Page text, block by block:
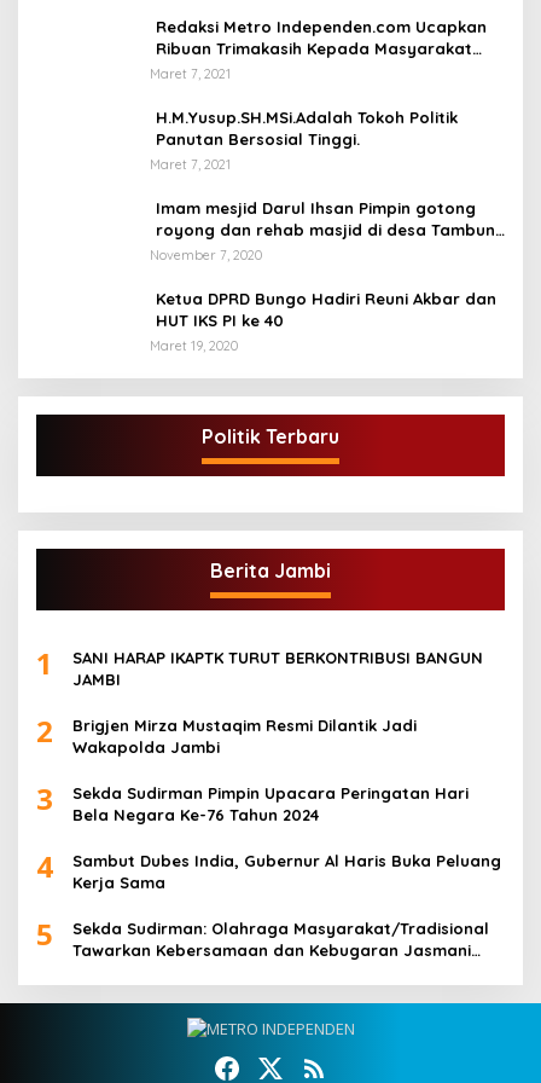
Redaksi Metro Independen.com Ucapkan
Ribuan Trimakasih Kepada Masyarakat
Pengunjung Dan Pembaca.
Maret 7, 2021
H.M.Yusup.SH.MSi.Adalah Tokoh Politik
Panutan Bersosial Tinggi.
Maret 7, 2021
Imam mesjid Darul Ihsan Pimpin gotong
royong dan rehab masjid di desa Tambun
Arang Kecamatan Sumay, kabupaten tebo
November 7, 2020
Ketua DPRD Bungo Hadiri Reuni Akbar dan
HUT IKS PI ke 40
Maret 19, 2020
Politik Terbaru
Berita Jambi
1
SANI HARAP IKAPTK TURUT BERKONTRIBUSI BANGUN
JAMBI
2
Brigjen Mirza Mustaqim Resmi Dilantik Jadi
Wakapolda Jambi
3
Sekda Sudirman Pimpin Upacara Peringatan Hari
Bela Negara Ke-76 Tahun 2024
4
Sambut Dubes India, Gubernur Al Haris Buka Peluang
Kerja Sama
5
Sekda Sudirman: Olahraga Masyarakat/Tradisional
Tawarkan Kebersamaan dan Kebugaran Jasmani